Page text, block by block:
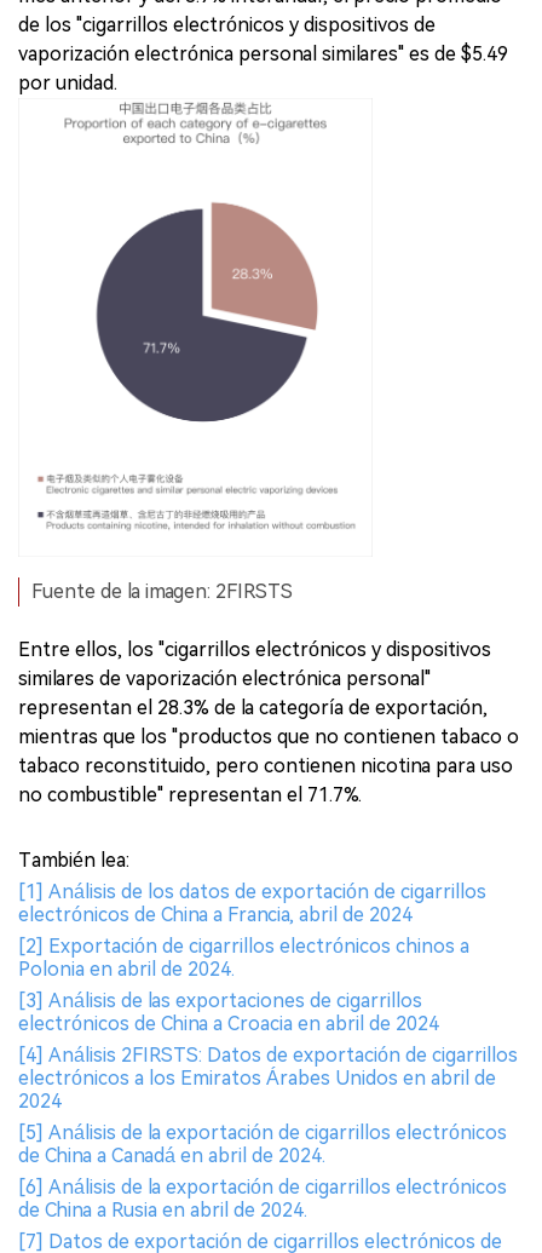
de los "cigarrillos electrónicos y dispositivos de
vaporización electrónica personal similares" es de $5.49
por unidad.
Fuente de la imagen: 2FIRSTS
Entre ellos, los "cigarrillos electrónicos y dispositivos
similares de vaporización electrónica personal"
representan el 28.3% de la categoría de exportación,
mientras que los "productos que no contienen tabaco o
tabaco reconstituido, pero contienen nicotina para uso
no combustible" representan el 71.7%.
También lea:
[1] Análisis de los datos de exportación de cigarrillos
electrónicos de China a Francia, abril de 2024
[2] Exportación de cigarrillos electrónicos chinos a
Polonia en abril de 2024.
[3] Análisis de las exportaciones de cigarrillos
electrónicos de China a Croacia en abril de 2024
[4] Análisis 2FIRSTS: Datos de exportación de cigarrillos
electrónicos a los Emiratos Árabes Unidos en abril de
2024
[5] Análisis de la exportación de cigarrillos electrónicos
de China a Canadá en abril de 2024.
[6] Análisis de la exportación de cigarrillos electrónicos
de China a Rusia en abril de 2024.
[7] Datos de exportación de cigarrillos electrónicos de